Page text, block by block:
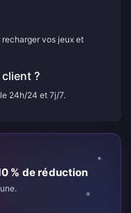
vos jeux et
?
24h/24 et 7j/7.
% de réduction